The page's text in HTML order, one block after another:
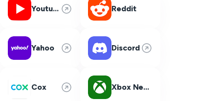
Youtube Reddit
Yahoo Discord
Cox Xbox Network